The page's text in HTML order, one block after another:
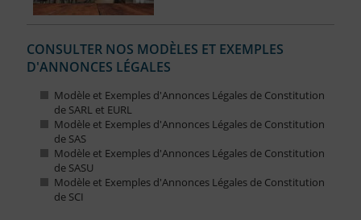
CONSULTER NOS MODÈLES ET EXEMPLES
D'ANNONCES LÉGALES
Modèle et Exemples d'Annonces Légales de Constitution
de SARL et EURL
Modèle et Exemples d'Annonces Légales de Constitution
de SAS
Modèle et Exemples d'Annonces Légales de Constitution
de SASU
Modèle et Exemples d'Annonces Légales de Constitution
de SCI